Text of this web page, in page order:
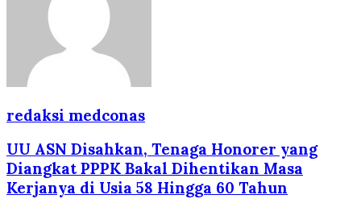
redaksi medconas
UU ASN Disahkan, Tenaga Honorer yang
Diangkat PPPK Bakal Dihentikan Masa
Kerjanya di Usia 58 Hingga 60 Tahun